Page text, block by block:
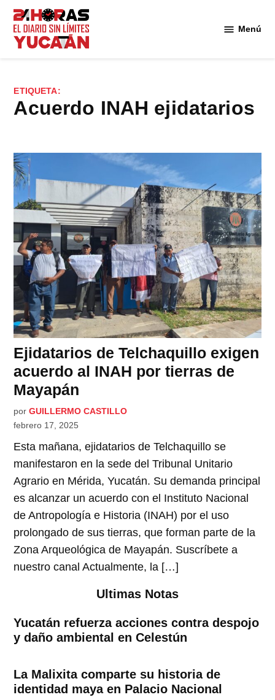
Saltar
contenido
Menú
ETIQUETA:
acuerdo INAH ejidatarios
Ejidatarios de Telchaquillo exigen
acuerdo al INAH por tierras de
Mayapán
por GUILLERMO CASTILLO
febrero 17, 2025
Esta mañana, ejidatarios de Telchaquillo se
manifestaron en la sede del Tribunal Unitario
Agrario en Mérida, Yucatán. Su demanda principal
es alcanzar un acuerdo con el Instituto Nacional
de Antropología e Historia (INAH) por el uso
prolongado de sus tierras, que forman parte de la
Zona Arqueológica de Mayapán. Suscríbete a
nuestro canal Actualmente, la […]
Ultimas Notas
Yucatán refuerza acciones contra despojo
y daño ambiental en Celestún
La Malixita comparte su historia de
identidad maya en Palacio Nacional